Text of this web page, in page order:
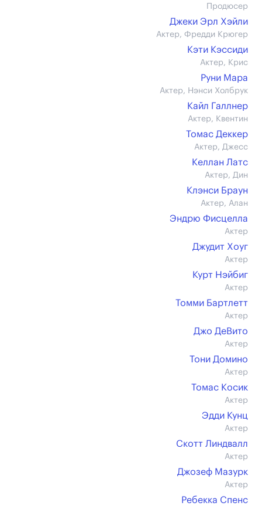
Продюсер
Джеки Эрл Хэйли
Актер, Фредди Крюгер
Кэти Кэссиди
Актер, Крис
Руни Мара
Актер, Нэнси Холбрук
Кайл Галлнер
Актер, Квентин
Томас Деккер
Актер, Джесс
Келлан Латс
Актер, Дин
Клэнси Браун
Актер, Алан
Эндрю Фисцелла
Актер
Джудит Хоуг
Актер
Курт Нэйбиг
Актер
Томми Бартлетт
Актер
Джо ДеВито
Актер
Тони Домино
Актер
Томас Косик
Актер
Эдди Кунц
Актер
Скотт Линдвалл
Актер
Джозеф Мазурк
Актер
Ребекка Спенс